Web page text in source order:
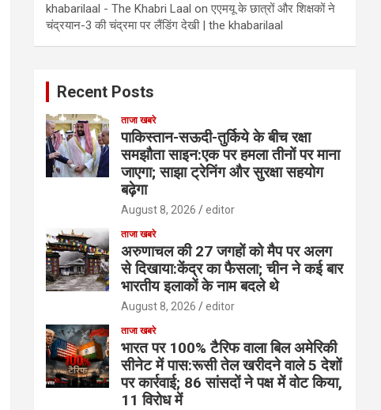
khabarilaal - The Khabri Laal onएएमयू के छात्रों और शिक्षकों ने
चंद्रयान-3 की चंद्रमा पर लैंडिंग देखी | the khabarilaal
Recent Posts
ताजा खबरे
पाकिस्तान-सऊदी-तुर्किये के बीच रक्षा
समझौता साइन:एक पर हमला तीनों पर माना
जाएगा; साझा ट्रेनिंग और सुरक्षा सहयोग
बढ़ेगा
August 8, 2026 editor
ताजा खबरे
अरुणाचल की 27 जगहों को मैप पर अलग
से दिखाया:केंद्र का फैसला; चीन ने कई बार
भारतीय इलाकों के नाम बदले थे
August 8, 2026 editor
ताजा खबरे
भारत पर 100% टैरिफ वाला बिल अमेरिकी
सीनेट में पास:रूसी तेल खरीदने वाले 5 देशों
पर कार्रवाई; 86 सांसदों ने पक्ष में वोट किया,
11 विरोध में